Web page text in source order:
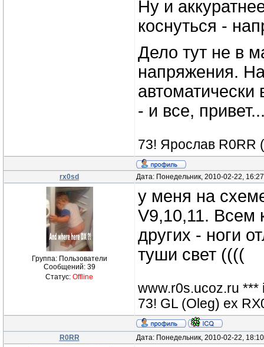
Ну и
коснуться -
Дело тут не в
напряжения.
автоматически
- и все,
73! Ярослав R0RR
rx0sd Дата: Понедельник, 2010-02-22,
Группа: Пользователи
Сообщений: 39
Статус: Offline
у меня на
V9,10,11. Всем
других - ноги
туши свет ((((
www.r0s.ucoz.ru ***
73! GL (Oleg) ex
R0RR Дата: Понедельник, 2010-02-22,